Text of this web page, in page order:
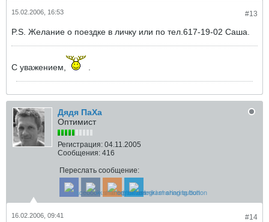
#13
15.02.2006, 16:53
P.S. Желание о поездке в личку или по тел.617-19-02 Саша.
С уважением,
Дядя ПаХа
Оптимист
Регистрация: 04.11.2005
Сообщения: 416
Переслать сообщение:
#14
16.02.2006, 09:41